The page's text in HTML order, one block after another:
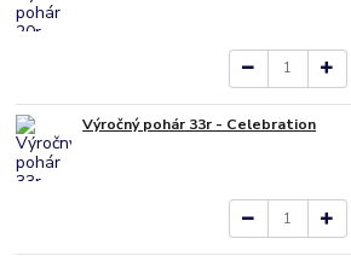
Výročný pohár 33r - Celebration